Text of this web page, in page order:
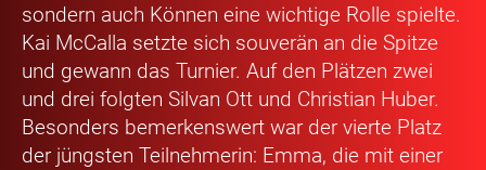
sondern auch Können eine wichtige Rolle spielte.
Kai McCalla setzte sich souverän an die Spitze
und gewann das Turnier. Auf den Plätzen zwei
und drei folgten Silvan Ott und Christian Huber.
Besonders bemerkenswert war der vierte Platz
der jüngsten Teilnehmerin: Emma, die mit einer